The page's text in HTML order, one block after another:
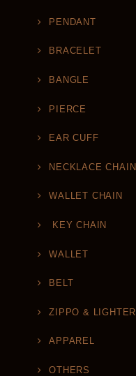
PENDANT
BRACELET
BANGLE
PIERCE
EAR CUFF
NECKLACE CHAIN
WALLET CHAIN
KEY CHAIN
WALLET
BELT
ZIPPO & LIGHTER
APPAREL
OTHERS